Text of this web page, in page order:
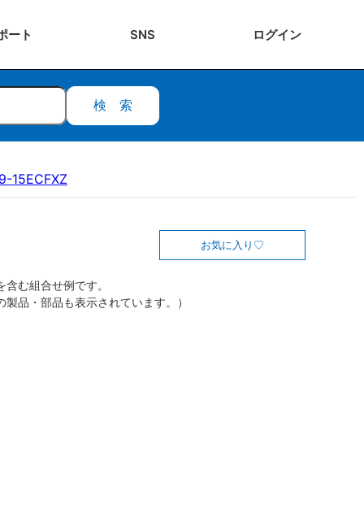
ート SNS ログイン
検索
15ECFXZ
お気に入り
む組合せ例です。
製品・部品も表示されています。）